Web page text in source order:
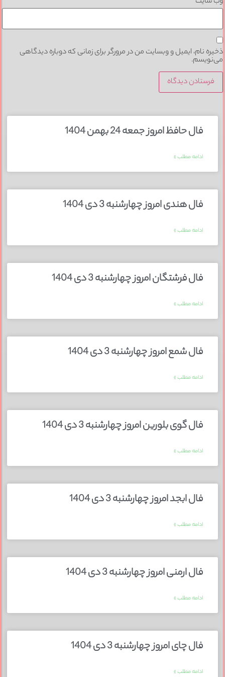
نام، ایمیل و وبسایت من در مرورگر برای زمانی که دوباره دیدگاهی
فال حافظ امروز جمعه 24 بهمن 1404
ادامه مطلب »
فال هندی امروز چهارشنبه 3 دی 1404
ادامه مطلب »
فال فرشتگان امروز چهارشنبه 3 دی 1404
ادامه مطلب »
فال شمع امروز چهارشنبه 3 دی 1404
ادامه مطلب »
فال گوی بلورین امروز چهارشنبه 3 دی 1404
ادامه مطلب »
فال ابجد امروز چهارشنبه 3 دی 1404
ادامه مطلب »
فال ارمنی امروز چهارشنبه 3 دی 1404
ادامه مطلب »
فال چای امروز چهارشنبه 3 دی 1404
ادامه مطلب »